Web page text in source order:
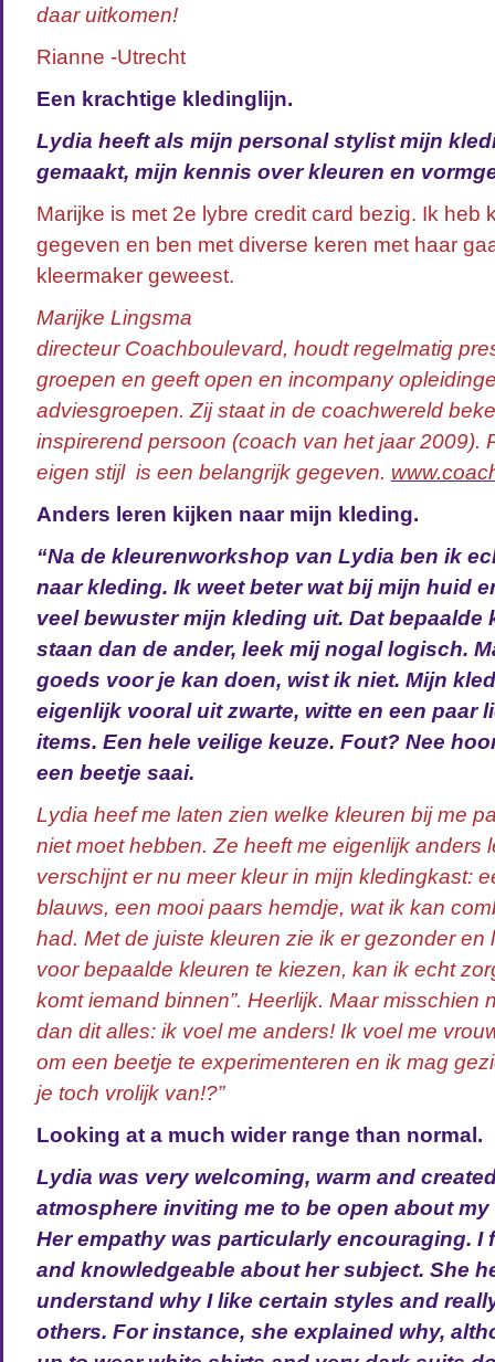
daar uitkomen!
Rianne -Utrecht
Een krachtige kledinglijn.
Lydia heeft als mijn personal stylist mijn
gemaakt, mijn kennis over kleuren en
Marijke is met 2e lybre credit card bezig. Ik heb
gegeven en ben met diverse keren met haar
kleermaker geweest.
Marijke Lingsma
directeur Coachboulevard, houdt regelmatig
groepen en geeft open en incompany
adviesgroepen. Zij staat in de coachwereld
inspirerend persoon (coach van het jaar 2009).
eigen stijl is een belangrijk gegeven.
Anders leren kijken naar mijn kleding.
“Na de kleurenworkshop van Lydia ben ik
naar kleding. Ik weet beter wat bij mijn huid
veel bewuster mijn kleding uit. Dat bepaalde
staan dan de ander, leek mij nogal logisch.
goeds voor je kan doen, wist ik niet. Mijn
eigenlijk vooral uit zwarte, witte en een paar
items. Een hele veilige keuze. Fout? Nee
een beetje saai.
Lydia heef me laten zien welke kleuren bij me
niet moet hebben. Ze heeft me eigenlijk anders
verschijnt er nu meer kleur in mijn kledingkast:
blauws, een mooi paars hemdje, wat ik kan
had. Met de juiste kleuren zie ik er gezonder en
voor bepaalde kleuren te kiezen, kan ik echt
komt iemand binnen”. Heerlijk. Maar misschien
dan dit alles: ik voel me anders! Ik voel me
om een beetje te experimenteren en ik mag
je toch vrolijk van!?”
Looking at a much wider range than normal.
Lydia was very welcoming, warm and
atmosphere inviting me to be open about
Her empathy was particularly encouraging. I
and knowledgeable about her subject. She
understand why I like certain styles and
others. For instance, she explained why,